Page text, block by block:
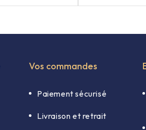
Vos commandes
Paiement sécurisé
Livraison et retrait